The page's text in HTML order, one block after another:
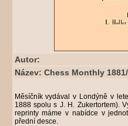
Autor:
Název: Chess Monthly
Měsíčník vydával v Londýně v
1888 spolu s J. H. Zukertortem).
reprinty máme v nabídce v
přední desce.